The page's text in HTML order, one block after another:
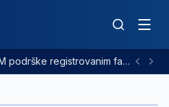
ZDK odobrio 2,38 miliona KM podrške registrovanim farmama goveda